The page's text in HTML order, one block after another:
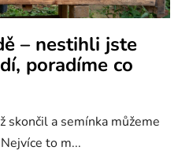
– nestihli jste
poradíme co
skončil a semínka můžeme
to m...